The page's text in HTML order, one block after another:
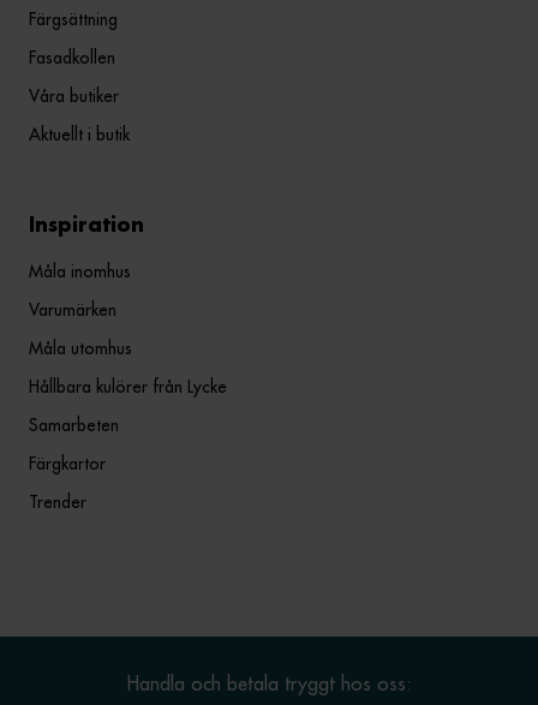
Färgsättning
Fasadkollen
Våra butiker
Aktuellt i butik
Inspiration
Måla inomhus
Varumärken
Måla utomhus
Hållbara kulörer från Lycke
Samarbeten
Färgkartor
Trender
Handla och betala tryggt hos oss: